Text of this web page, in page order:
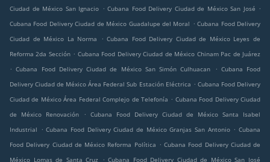
Ciudad de México San Ignacio . Cubana Food Delivery Ciudad de México San José .
Cubana Food Delivery Ciudad de México Guadalupe del Moral . Cubana Food Delivery
Ciudad de México La Norma
. Cubana Food Delivery Ciudad de México Leyes de
Reforma 2da Sección . Cubana Food Delivery Ciudad de México Chinam Pac de Juárez
. Cubana Food Delivery Ciudad de México San Simón Culhuacan . Cubana Food
Delivery Ciudad de México Área Federal Sub Estación Eléctrica . Cubana Food Delivery
Ciudad de México Área Federal Complejo de Telefonía . Cubana Food Delivery Ciudad
de México Renovación
. Cubana Food Delivery Ciudad de México Santa Isabel
Industrial
. Cubana Food Delivery Ciudad de México Granjas San Antonio . Cubana
Food Delivery Ciudad de México Reforma Política . Cubana Food Delivery Ciudad de
México Lomas de Santa Cruz
. Cubana Food Delivery Ciudad de México San José